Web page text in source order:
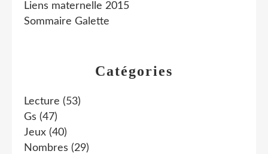
Catégories
Lecture (53)
Gs (47)
Jeux (40)
Nombres (29)
Liens maternelle 2015
Sommaire Galette